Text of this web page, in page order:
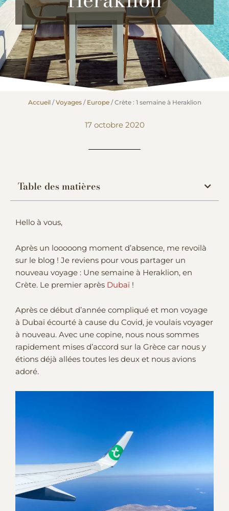
Accueil/Voyages/ Europe/Crète : 1 semaine à Heraklion
17 octobre 2020
Table des matières
Hello à vous,
Après un looooong moment d’absence, me revoilà
sur le blog ! Je reviens pour vous partager un
nouveau voyage : Une semaine à Heraklion, en
Crète. Le premier après Dubaï !
Après ce début d’année compliqué et mon voyage
à Dubaï écourté à cause du Covid, je voulais voyager
à nouveau. Avec une copine, nous nous sommes
rapidement mises d’accord sur la Grèce car nous y
étions déjà allées toutes les deux et nous avions
adoré.